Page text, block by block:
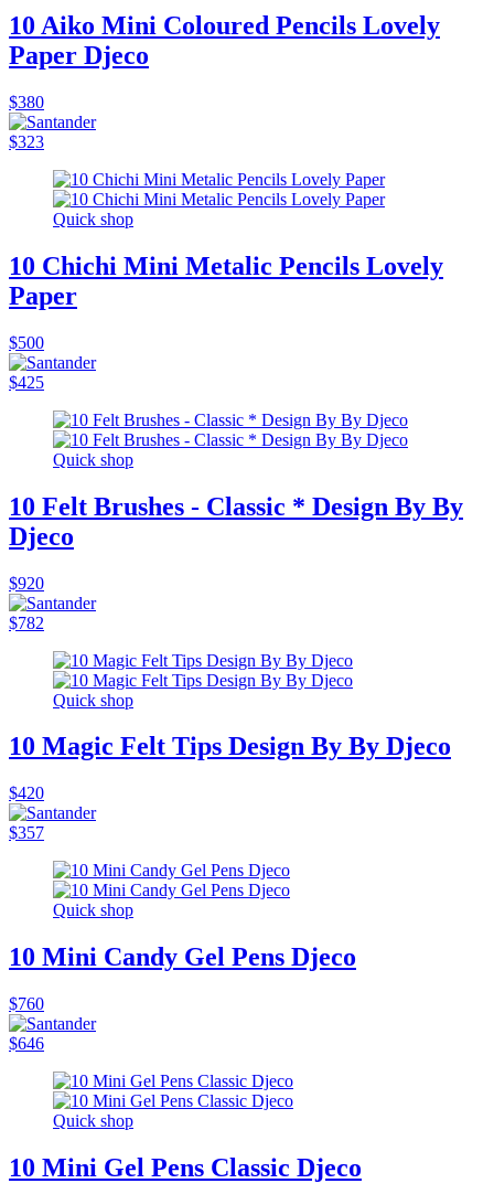
10 Aiko Mini Coloured Pencils Lovely
Paper Djeco
$380
$323
Quick shop
10 Chichi Mini Metalic Pencils Lovely
Paper
$500
$425
Quick shop
10 Felt Brushes - Classic * Design By By
Djeco
$920
$782
Quick shop
10 Magic Felt Tips Design By By Djeco
$420
$357
Quick shop
10 Mini Candy Gel Pens Djeco
$760
$646
Quick shop
10 Mini Gel Pens Classic Djeco